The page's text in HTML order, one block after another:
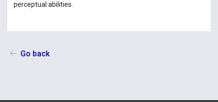
perceptual abilities.
Go back